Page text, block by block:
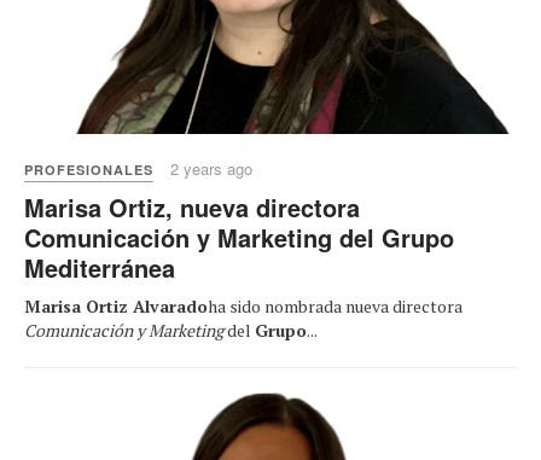
PROFESIONALES 2 years ago
Marisa Ortiz, nueva directora
Comunicación y Marketing del Grupo
Mediterránea
Marisa Ortiz Alvaradoha sido nombrada nueva directora
Comunicación y Marketingdel Grupo...